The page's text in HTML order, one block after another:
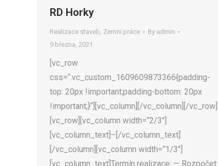
RD Horky
Realizace staveb, Zemní práce By admin
9 března, 2021
[vc_row
css=“.vc_custom_1609609873366{padding-
top: 20px !important;padding-bottom: 20px
!important;}“][vc_column][/vc_column][/vc_row]
[vc_row][vc_column width=“2/3″]
[vc_column_text]–[/vc_column_text]
[/vc_column][vc_column width=“1/3″]
[vc_column_text]Termín realizace: — Rozpočet: